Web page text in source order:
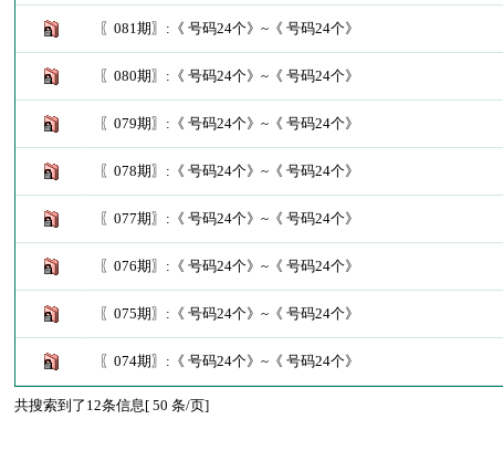
〖081期〗:《 号码24个》~《 号码24个》
〖080期〗:《 号码24个》~《 号码24个》
〖079期〗:《 号码24个》~《 号码24个》
〖078期〗:《 号码24个》~《 号码24个》
〖077期〗:《 号码24个》~《 号码24个》
〖076期〗:《 号码24个》~《 号码24个》
〖075期〗:《 号码24个》~《 号码24个》
〖074期〗:《 号码24个》~《 号码24个》
共搜索到了12条信息[ 50 条/页]